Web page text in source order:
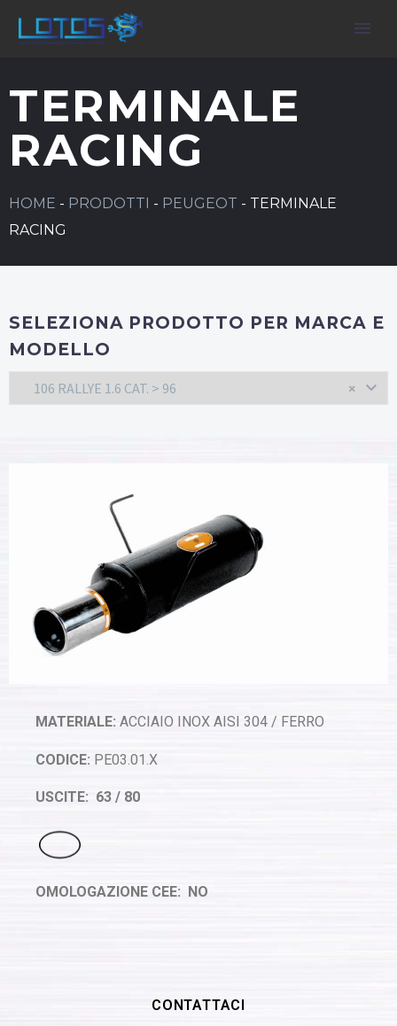
TERMINALE
RACING
HOME - PRODOTTI - PEUGEOT - TERMINALE
RACING
SELEZIONA PRODOTTO PER MARCA E
MODELLO
×
106 RALLYE 1.6 CAT. > 96
MATERIALE: ACCIAIO INOX AISI 304 / FERRO
CODICE: PE03.01.X
USCITE: 63 / 80
OMOLOGAZIONE CEE: NO
CONTATTACI